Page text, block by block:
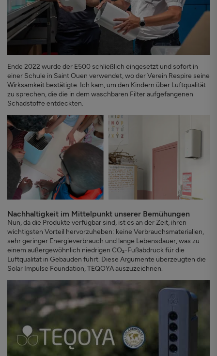
Ende 2022 wurde der E500 schließlich eingesetzt und sofort in
einer Schule in Saint Ouen verwendet, wo der Verein Respire seine
Wirksamkeit bestätigte. Ich kam, um den Kindern über Luftqualität
zu sprechen, die die in dem waschbaren Filter aufgefangenen
Schadstoffe entdeckten.
Nachhaltigkeit im Mittelpunkt unserer Bemühungen
Nun, da die Produkte verfügbar sind, ist es an der Zeit, ihren
wichtigsten Vorteil hervorzuheben: keine Verbrauchsmaterialien,
sehr geringer Energieverbrauch und lange Lebensdauer, was zu
einem außergewöhnlich niedrigen CO₂-Fußabdruck für die
Luftqualität in Gebäuden führt. Diese Argumente überzeugten die
Solar Impulse Foundation, TEQOYA auszuzeichnen.